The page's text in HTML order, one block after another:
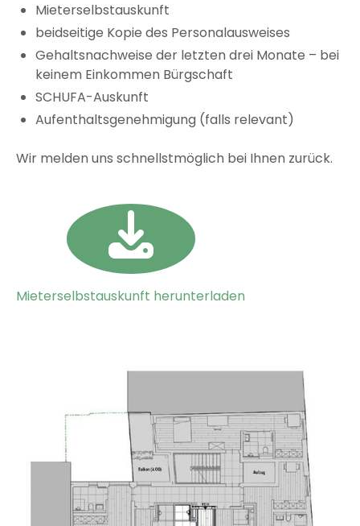
Mieterselbstauskunft
beidseitige Kopie des Personalausweises
Gehaltsnachweise der letzten drei Monate – bei
keinem Einkommen Bürgschaft
SCHUFA-Auskunft
Aufenthaltsgenehmigung (falls relevant)
Wir melden uns schnellstmöglich bei Ihnen zurück.
Mieterselbstauskunft herunterladen